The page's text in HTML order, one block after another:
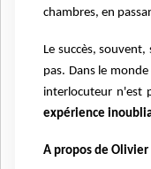
chambres, en
Le succès,
pas. Dans le
interlocuteur n'est
expérience
A propos de Olivier